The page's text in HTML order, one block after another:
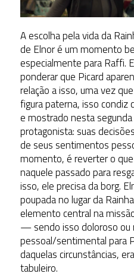
A escolha pela vida da
de Elnor é um momento
especialmente para Raffi.
ponderar que Picard
relação a isso, uma vez
figura paterna, isso
e mostrado nesta
protagonista: suas
de seus sentimentos
momento, é reverter o
naquele passado para
isso, ele precisa da borg.
poupada no lugar da
elemento central na
— sendo isso doloroso ou
pessoal/sentimental para
daquelas circunstâncias,
tabuleiro.